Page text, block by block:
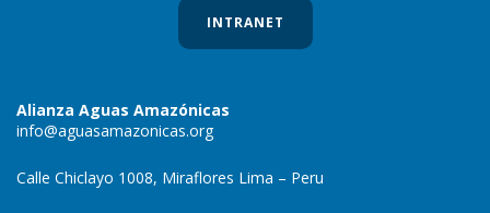
INTRANET
Alianza Aguas Amazónicas
info@aguasamazonicas.org
Calle Chiclayo 1008, Miraflores Lima – Peru